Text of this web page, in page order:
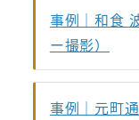
事例｜和食
ー撮影）
事例｜元町